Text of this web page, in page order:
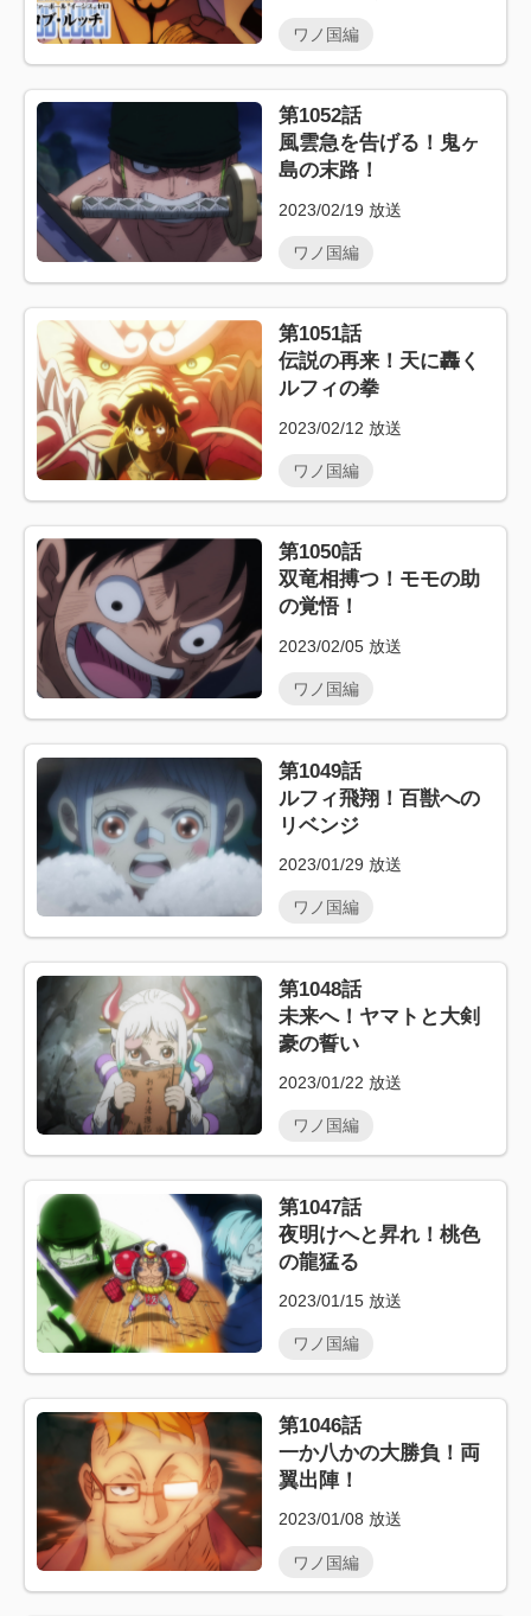
ワノ国編
第1052話
風雲急を告げる！鬼ヶ
島の末路！
2023/02/19 放送
ワノ国編
第1051話
伝説の再来！天に轟く
ルフィの拳
2023/02/12 放送
ワノ国編
第1050話
双竜相搏つ！モモの助
の覚悟！
2023/02/05 放送
ワノ国編
第1049話
ルフィ飛翔！百獣への
リベンジ
2023/01/29 放送
ワノ国編
第1048話
未来へ！ヤマトと大剣
豪の誓い
2023/01/22 放送
ワノ国編
第1047話
夜明けへと昇れ！桃色
の龍猛る
2023/01/15 放送
ワノ国編
第1046話
一か八かの大勝負！両
翼出陣！
2023/01/08 放送
ワノ国編